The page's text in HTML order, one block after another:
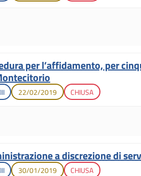
per l’affidamento, per
di apertura
Data di apertura
22/02/2019 Stato gara
CHIUSA
a discrezione di
di apertura
Data di apertura
30/01/2019 Stato gara
CHIUSA